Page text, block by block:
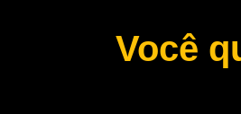
Você